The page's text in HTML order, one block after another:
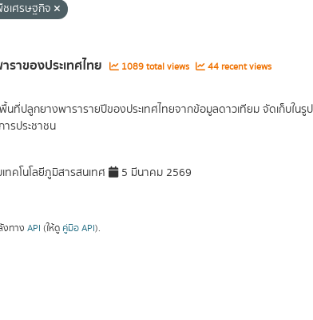
เศรษฐกิจ
าของประเทศไทย 1089 total views 44 recent views
ที่ปลูกยางพารารายปีของประเทศไทยจากข้อมูลดาวเทียม จัดเก็บในรู
ารประชาชน
คโนโลยีภูมิสารสนเทศ 5 มีนาคม 2569
งทาง API (ให้ดู คู่มือ API).